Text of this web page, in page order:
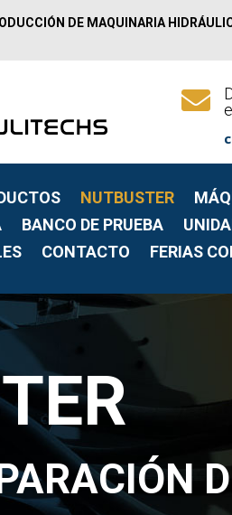
DE MAQUINARIA

NUTBUSTER
BANCO DE PRUEBA
CONTACTO FERIAS